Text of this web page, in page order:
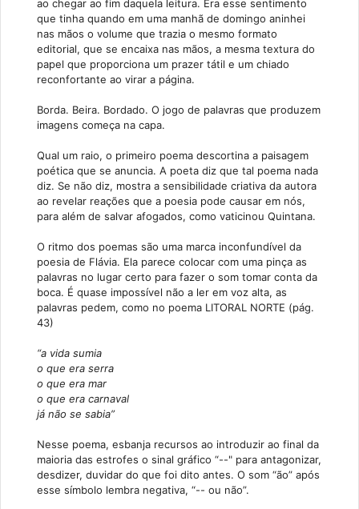
ao chegar ao fim daquela leitura. Era esse sentimento
que tinha quando em uma manhã de domingo aninhei
nas mãos o volume que trazia o mesmo formato
editorial, que se encaixa nas mãos, a mesma textura do
papel que proporciona um prazer tátil e um chiado
reconfortante ao virar a página.
Borda. Beira. Bordado. O jogo de palavras que produzem
imagens começa na capa.
Qual um raio, o primeiro poema descortina a paisagem
poética que se anuncia. A poeta diz que tal poema nada
diz. Se não diz, mostra a sensibilidade criativa da autora
ao revelar reações que a poesia pode causar em nós,
para além de salvar afogados, como vaticinou Quintana.
O ritmo dos poemas são uma marca inconfundível da
poesia de Flávia. Ela parece colocar com uma pinça as
palavras no lugar certo para fazer o som tomar conta da
boca. É quase impossível não a ler em voz alta, as
palavras pedem, como no poema LITORAL NORTE (pág.
43)
“a vida sumia
o que era serra
o que era mar
o que era carnaval
já não se sabia”
Nesse poema, esbanja recursos ao introduzir ao final da
maioria das estrofes o sinal gráfico “--" para antagonizar,
desdizer, duvidar do que foi dito antes. O som “ão” após
esse símbolo lembra negativa, “-- ou não”.